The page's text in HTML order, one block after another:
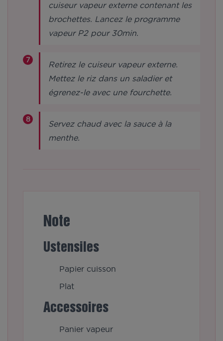
cuiseur vapeur externe contenant les
brochettes. Lancez le programme
vapeur P2 pour 30min.
Retirez le cuiseur vapeur externe.
Mettez le riz dans un saladier et
égrenez-le avec une fourchette.
Servez chaud avec la sauce à la
menthe.
Note
Ustensiles
Papier cuisson
Plat
Accessoires
Panier vapeur